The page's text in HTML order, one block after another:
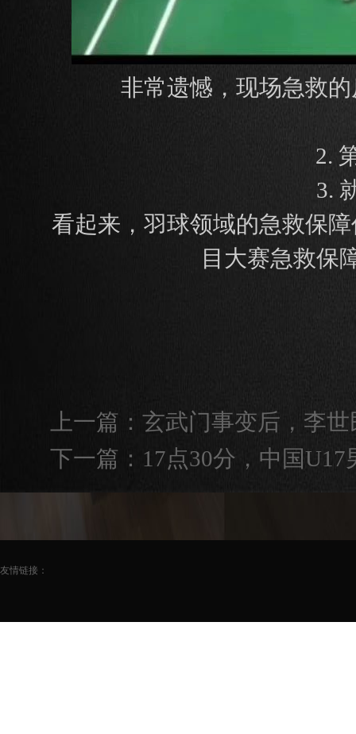
非常遗憾，现场急救
2.
3.
看起来，羽球领域的急救保
目大赛急救保
上一篇： 玄武门事变后，李
下一篇： 17点30分，中国
友情链接：